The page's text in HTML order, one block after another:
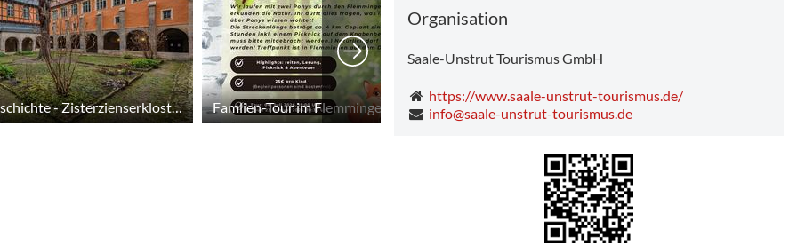
900 Jahre Geschichte - Zisterzienserkloster und Landesschule Pforta Famlien-Tour im Flemminger Wald mit Ponyreiten
Organisation
Saale-Unstrut Tourismus GmbH
https://www.saale-unstrut-tourismus.de/
info@saale-unstrut-tourismus.de